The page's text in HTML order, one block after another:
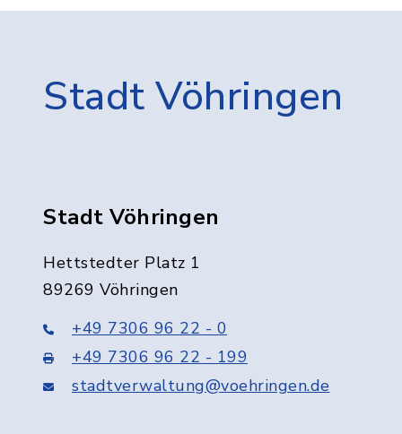
Stadt Vöhringen
Stadt Vöhringen
Hettstedter Platz 1
89269 Vöhringen
+49 7306 96 22 - 0
+49 7306 96 22 - 199
stadtverwaltung@voehringen.de